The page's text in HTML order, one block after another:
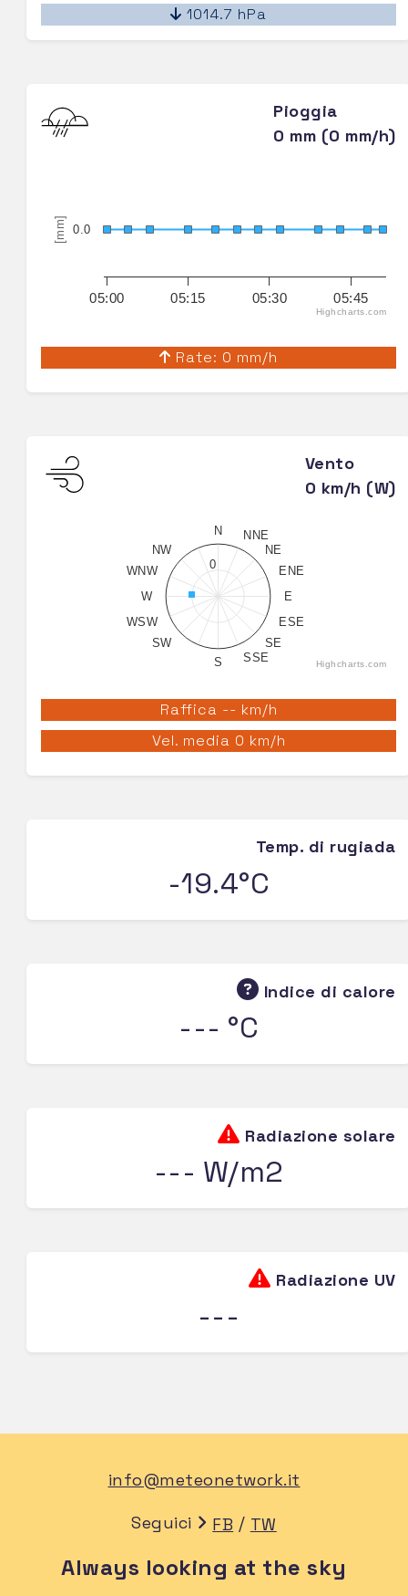
1014.7 hPa
Pioggia
0 mm (0 mm/h)
[mm]
05:00 05:15 05:30 05:45
0.0
Highcharts.com
Rate: 0 mm/h
Vento
0 km/h (W)
N
NNE
NE
ENE
E
ESE
SE
SSE
S
SW
WSW
W
WNW
NW
0
Highcharts.com
Raffica -- km/h
Vel. media 0 km/h
Temp. di rugiada
-19.4°C
Indice di calore
--- °C
Radiazione solare
--- W/m2
Radiazione UV
---
info@meteonetwork.it
Seguici FB / TW
Always looking at the sky